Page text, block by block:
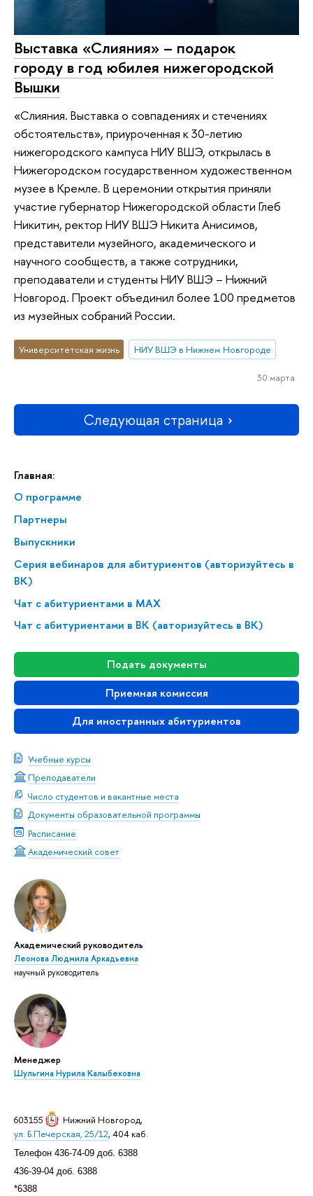
Главная:
О программе
Партнеры
Выпускники
Серия вебинаров для абитуриентов (авторизуйтесь в
ВК)
Чат с абитуриентами в MAX
Чат с абитуриентами в ВК (авторизуйтесь в ВК)
Подать документы
Приемная комиссия
Для иностранных абитуриентов
Учебные курсы
Преподаватели
Число студентов и вакантные места
Документы образовательной программы
Расписание
Академический совет
Академический руководитель
Леонова Людмила Аркадьевна
научный руководитель
Менеджер
Шульгина Нурила Калыбековна
603155 Нижний Новгород,
ул. Б.Печерская, 25/12, 404 каб.
Телефон 436-74-09 доб. 6388
436-39-04 доб. 6388
*6388
Выставка «Слияния» – подарок
городу в год юбилея нижегородской
Вышки
«Слияния. Выставка о совпадениях и стечениях
обстоятельств», приуроченная к 30-летию
нижегородского кампуса НИУ ВШЭ, открылась в
Нижегородском государственном художественном
музее в Кремле. В церемонии открытия приняли
участие губернатор Нижегородской области Глеб
Никитин, ректор НИУ ВШЭ Никита Анисимов,
представители музейного, академического и
научного сообществ, а также сотрудники,
преподаватели и студенты НИУ ВШЭ – Нижний
Новгород. Проект объединил более 100 предметов
из музейных собраний России.
Университетская жизнь НИУ ВШЭ в Нижнем Новгороде
30 марта
Следующая страница